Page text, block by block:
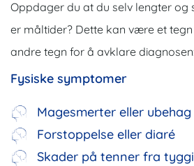
Oppdager du at du selv lengter og
er måltider? Dette kan være et tegn
andre tegn for å avklare diagnosen:
Fysiske symptomer
Magesmerter eller ubehag
Forstoppelse eller diaré
Skader på tenner fra